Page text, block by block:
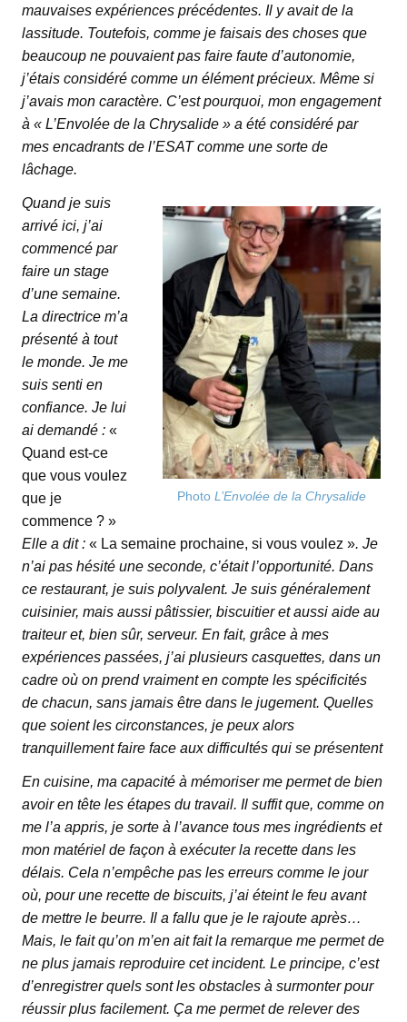
mauvaises expériences précédentes. Il y avait de la
lassitude. Toutefois, comme je faisais des choses que
beaucoup ne pouvaient pas faire faute d’autonomie,
j’étais considéré comme un élément précieux. Même si
j’avais mon caractère. C’est pourquoi, mon engagement
à « L’Envolée de la Chrysalide » a été considéré par
mes encadrants de l’ESAT comme une sorte de
lâchage.
Photo L’Envolée de la Chrysalide
Quand je suis
arrivé ici, j’ai
commencé par
faire un stage
d’une semaine.
La directrice m’a
présenté à tout
le monde. Je me
suis senti en
confiance. Je lui
ai demandé : «
Quand est-ce
que vous voulez
que je
commence ? »
Elle a dit : « La semaine prochaine, si vous voulez ». Je
n’ai pas hésité une seconde, c’était l’opportunité. Dans
ce restaurant, je suis polyvalent. Je suis généralement
cuisinier, mais aussi pâtissier, biscuitier et aussi aide au
traiteur et, bien sûr, serveur. En fait, grâce à mes
expériences passées, j’ai plusieurs casquettes, dans un
cadre où on prend vraiment en compte les spécificités
de chacun, sans jamais être dans le jugement. Quelles
que soient les circonstances, je peux alors
tranquillement faire face aux difficultés qui se présentent
En cuisine, ma capacité à mémoriser me permet de bien
avoir en tête les étapes du travail. Il suffit que, comme on
me l’a appris, je sorte à l’avance tous mes ingrédients et
mon matériel de façon à exécuter la recette dans les
délais. Cela n’empêche pas les erreurs comme le jour
où, pour une recette de biscuits, j’ai éteint le feu avant
de mettre le beurre. Il a fallu que je le rajoute après…
Mais, le fait qu’on m’en ait fait la remarque me permet de
ne plus jamais reproduire cet incident. Le principe, c’est
d’enregistrer quels sont les obstacles à surmonter pour
réussir plus facilement. Ça me permet de relever des